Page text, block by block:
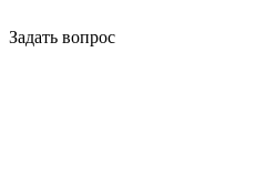
Задать вопрос